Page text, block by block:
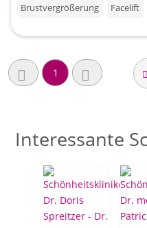
Brustvergrößerung
Facelift
1
Interessante